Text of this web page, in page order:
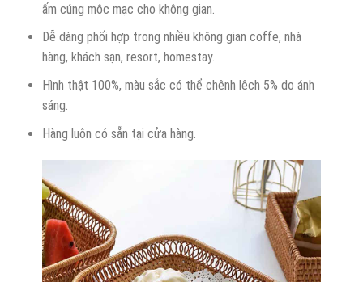
ấm cúng mộc mạc cho không gian.
Dễ dàng phối hợp trong nhiều không gian coffe, nhà
hàng, khách sạn, resort, homestay.
Hình thật 100%, màu sắc có thể chênh lêch 5% do ánh
sáng.
Hàng luôn có sẵn tại cửa hàng.